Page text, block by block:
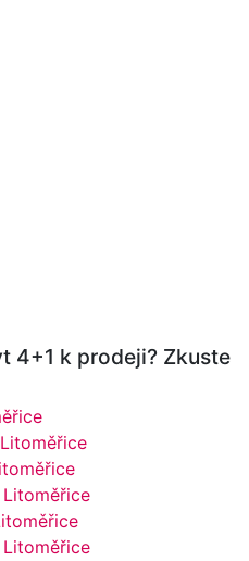
4+1 k prodeji? Zkuste